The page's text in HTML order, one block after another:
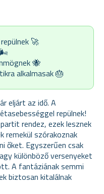
🚀
🌬️
🐝
alkalmasak 🎂
eljárt az idő. A
repülnek!
rendez, ezek lesznek
remekül szórakoznak
őket. Egyszerűen csak
különböző versenyeket
A fantáziának semmi
biztosan kitalálnak